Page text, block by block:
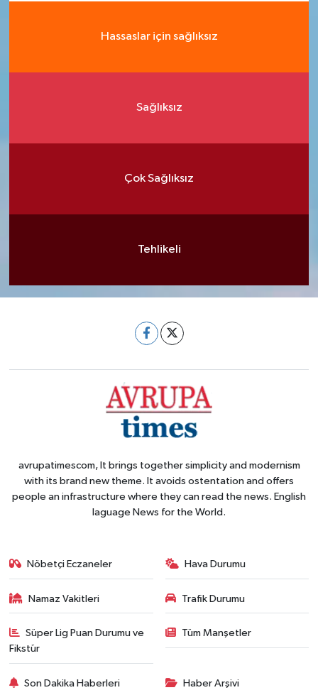
Hassaslar için sağlıksız
Sağlıksız
Çok Sağlıksız
Tehlikeli
avrupatimescom, It brings together simplicity and modernism
with its brand new theme. It avoids ostentation and offers
people an infrastructure where they can read the news. English
laguage News for the World.
Nöbetçi Eczaneler Hava Durumu
Namaz Vakitleri Trafik Durumu
Süper Lig Puan Durumu ve
Fikstür
Tüm Manşetler
Son Dakika Haberleri Haber Arşivi